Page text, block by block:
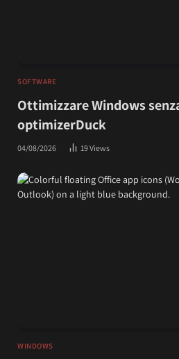
SOFTWARE
Ottimizzare Windows
optimizerDuck
04/08/2026 19Views
WINDOWS